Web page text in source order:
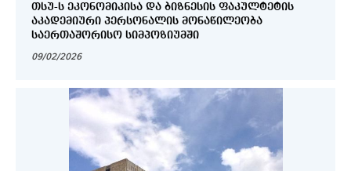
ᲗᲡᲣ-Ს ᲔᲙᲝᲜᲝᲛᲘᲙᲘᲡᲐ ᲓᲐ ᲑᲘᲖᲜᲔᲡᲘᲡ ᲤᲐᲙᲣᲚᲢᲔᲢᲘᲡ
ᲐᲙᲐᲓᲔᲛᲘᲣᲠᲘ ᲞᲔᲠᲡᲝᲜᲐᲚᲘᲡ ᲛᲝᲜᲐᲬᲘᲚᲔᲝᲑᲐ
ᲡᲐᲔᲠᲗᲐᲨᲝᲠᲘᲡᲝ ᲡᲘᲛᲞᲝᲖᲘᲣᲛᲨᲘ
09/02/2026